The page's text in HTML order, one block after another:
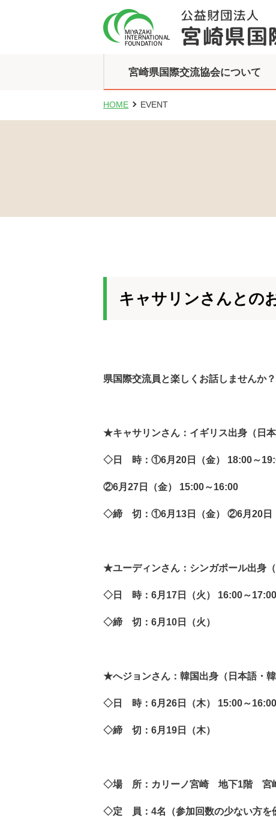
宮崎県国際交流協会について
HOME EVENT
キャサリンさんとの
県国際交流員と楽しくお話しませんか？
★キャサリンさん：イギリス出身（日本
◇日 時：①6月20日（金） 18:00～
②6月27日（金） 15:00～16:00
◇締 切：①6月13日（金） ②6月20日
★ユーディンさん：シンガポール出身（
◇日 時：6月17日（火） 16:00～17:00
◇締 切：6月10日（火）
★へジョンさん：韓国出身（日本語・韓
◇日 時：6月26日（木） 15:00～16:00
◇締 切：6月19日（木）
◇場 所：カリーノ宮崎 地下1階 宮
◇定 員：4名（参加回数の少ない方を